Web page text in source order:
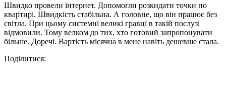
Швидко провели інтернет. Допомогли розкидати точки по
квартирі. Швидкість стабільна. А головне, що він працює без
світла. При цьому системні великі гравці в такій послузі
відмовили. Тому велком до тих, хто готовий запропонувати
більше. Доречі. Вартість місячна в мене навіть дешевше стала.
Поділитися: